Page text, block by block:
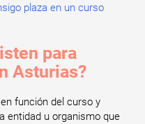
plaza en un curso
para
Asturias?
función del curso y
entidad u organismo que